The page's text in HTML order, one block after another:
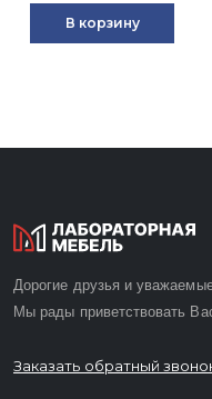
В корзину
Дорогие друзья и
Мы рады приветствовать
Заказать обратный